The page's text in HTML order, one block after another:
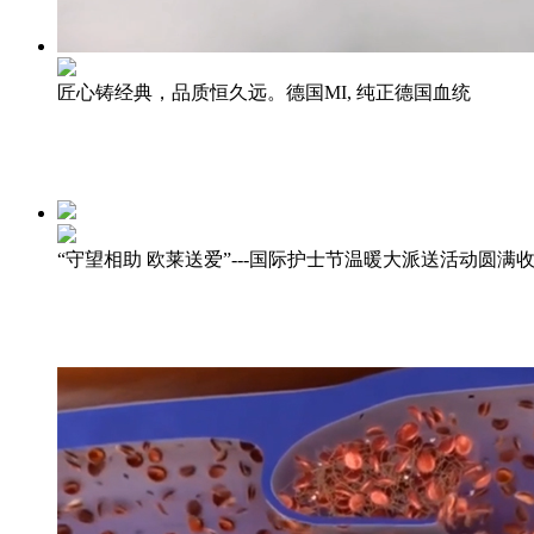
匠心铸经典，品质恒久远。德国MI, 纯正德国血统
“守望相助 欧莱送爱”---国际护士节温暖大派送活动圆满